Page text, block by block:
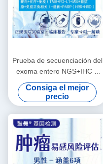
Prueba de secuenciación del
exoma entero NGS+IHC +
PD-L1 (22C3)
Consiga el mejor
precio